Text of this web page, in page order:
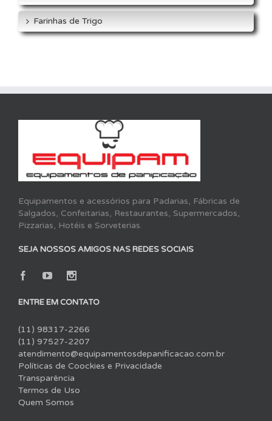
Farinhas de Trigo
Equipamentos e acessórios para Padarias, Fábricas de
Salgados, Confeitarias, Restaurantes, Supermercados,
Pizzarias, Hotéis e Sorveterias.
SEJA NOSSOS AMIGOS NAS REDES SOCIAIS
ENTRE EM CONTATO
(11) 98317-2266
(11) 97527-2207
atendimento@equipamentosdepanificacao.com.br
Políticas de Coockies e Privacidade
Transparência
Termos de Uso
Quem Somos